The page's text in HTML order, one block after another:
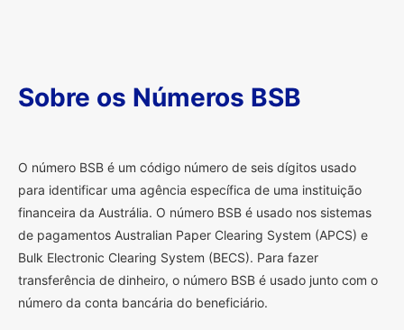
Sobre os Números BSB
O número BSB é um código número de seis dígitos usado
para identificar uma agência específica de uma instituição
financeira da Austrália. O número BSB é usado nos sistemas
de pagamentos Australian Paper Clearing System (APCS) e
Bulk Electronic Clearing System (BECS). Para fazer
transferência de dinheiro, o número BSB é usado junto com o
número da conta bancária do beneficiário.